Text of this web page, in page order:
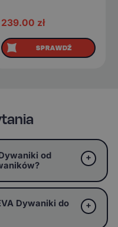
239.00 zł
SPRAWDŹ
od
Dywaniki do